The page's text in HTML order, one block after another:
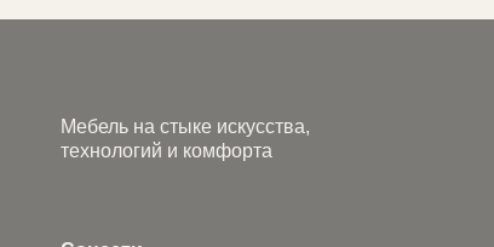
Мебель на стыке искусства,
технологий и комфорта